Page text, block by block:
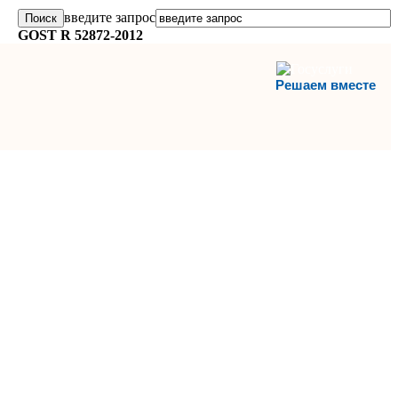
введите запрос
GOST R 52872-2012
Решаем вместе